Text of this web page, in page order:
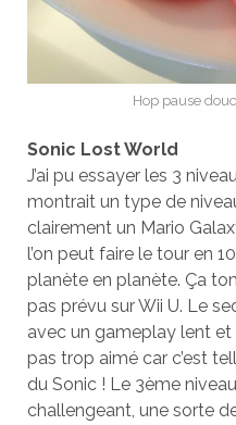
Hop pause
Sonic Lost World
J’ai pu essayer les 3
montrait un type de
clairement un Mario
l’on peut faire le tour en
planète en planète. Ça
pas prévu sur Wii U. Le
avec un gameplay lent et
pas trop aimé car c’est
du Sonic ! Le 3ème
challengeant, une sorte